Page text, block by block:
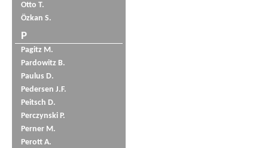
Otto T.
Özkan S.
P
Pagitz M.
Pardowitz B.
Paulus D.
Pedersen J.F.
Peitsch D.
Perczynski P.
Perner M.
Perott A.